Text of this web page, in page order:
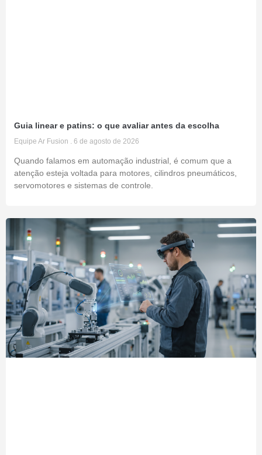
Guia linear e patins: o que avaliar antes da escolha
Equipe Ar Fusion 6 de agosto de 2026
Quando falamos em automação industrial, é comum que a
atenção esteja voltada para motores, cilindros pneumáticos,
servomotores e sistemas de controle.